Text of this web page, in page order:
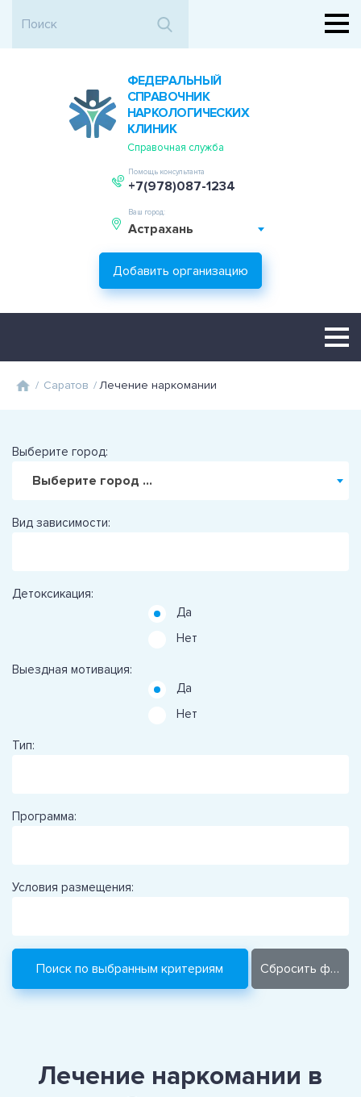
ФЕДЕРАЛЬНЫЙ
СПРАВОЧНИК
НАРКОЛОГИЧЕСКИХ
КЛИНИК
Справочная служба
Помощь консультанта
+7(978)087-1234
Ваш город:
Астрахань
Добавить организацию
/ Саратов /Лечение наркомании
Выберите город:
Выберите город ...
Вид зависимости:
Детоксикация:
Да
Нет
Выездная мотивация:
Да
Нет
Тип:
Программа:
Условия размещения:
Лечение наркомании в